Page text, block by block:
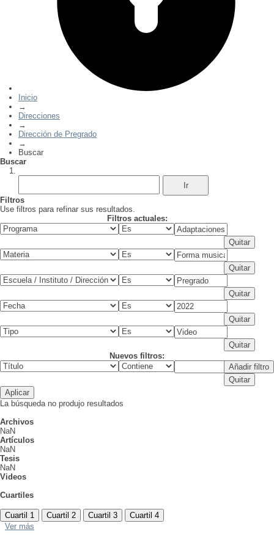
Inicio
→
Direcciones
→
Dirección de Pregrado
→
Buscar
Buscar
Filtros
Use filtros para refinar sus resultados.
Filtros actuales:
Nuevos filtros:
La búsqueda no produjo resultados
Archivos
NaN
Artículos
NaN
Tesis
NaN
Videos
Cuartiles
Cuartil 1 Cuartil 2 Cuartil 3
Cuartil 4
Ver más